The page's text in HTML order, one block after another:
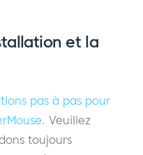
et la
pas à pas pour
. Veuillez
toujours